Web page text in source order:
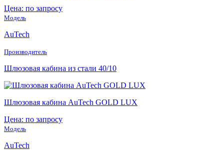
Цена: по запросу
Модель
AuTech
Производитель
Шлюзовая кабина из стали 40/10
Шлюзовая кабина AuTech GOLD LUX
Цена: по запросу
Модель
AuTech